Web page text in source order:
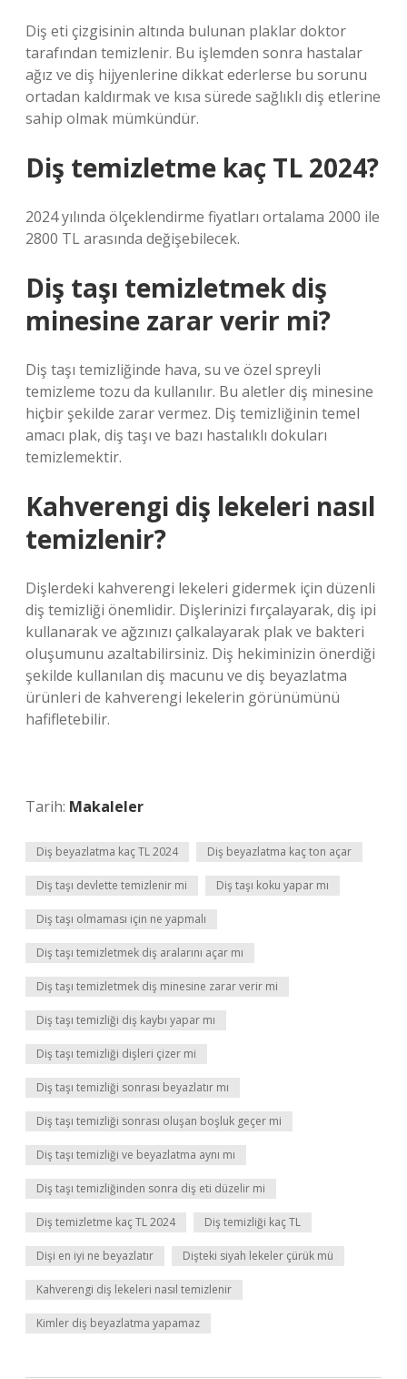
Diş eti çizgisinin altında bulunan plaklar doktor
tarafından temizlenir. Bu işlemden sonra hastalar
ağız ve diş hijyenlerine dikkat ederlerse bu sorunu
ortadan kaldırmak ve kısa sürede sağlıklı diş etlerine
sahip olmak mümkündür.
Diş temizletme kaç TL 2024?
2024 yılında ölçeklendirme fiyatları ortalama 2000 ile
2800 TL arasında değişebilecek.
Diş taşı temizletmek diş
minesine zarar verir mi?
Diş taşı temizliğinde hava, su ve özel spreyli
temizleme tozu da kullanılır. Bu aletler diş minesine
hiçbir şekilde zarar vermez. Diş temizliğinin temel
amacı plak, diş taşı ve bazı hastalıklı dokuları
temizlemektir.
Kahverengi diş lekeleri nasıl
temizlenir?
Dişlerdeki kahverengi lekeleri gidermek için düzenli
diş temizliği önemlidir. Dişlerinizi fırçalayarak, diş ipi
kullanarak ve ağzınızı çalkalayarak plak ve bakteri
oluşumunu azaltabilirsiniz. Diş hekiminizin önerdiği
şekilde kullanılan diş macunu ve diş beyazlatma
ürünleri de kahverengi lekelerin görünümünü
hafifletebilir.
Tarih: Makaleler
Diş beyazlatma kaç TL 2024 Diş beyazlatma kaç ton açar
Diş taşı devlette temizlenir mi Diş taşı koku yapar mı
Diş taşı olmaması için ne yapmalı
Diş taşı temizletmek diş aralarını açar mı
Diş taşı temizletmek diş minesine zarar verir mi
Diş taşı temizliği diş kaybı yapar mı
Diş taşı temizliği dişleri çizer mi
Diş taşı temizliği sonrası beyazlatır mı
Diş taşı temizliği sonrası oluşan boşluk geçer mi
Diş taşı temizliği ve beyazlatma aynı mı
Diş taşı temizliğinden sonra diş eti düzelir mi
Diş temizletme kaç TL 2024 Diş temizliği kaç TL
Dişi en iyi ne beyazlatır Dişteki siyah lekeler çürük mü
Kahverengi diş lekeleri nasıl temizlenir
Kimler diş beyazlatma yapamaz